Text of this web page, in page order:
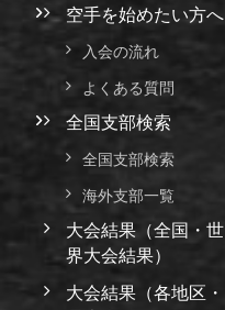
空手を始めたい方へ
入会の流れ
よくある質問
全国支部検索
全国支部検索
海外支部一覧
大会結果（全国・世
界大会結果）
大会結果（各地区・